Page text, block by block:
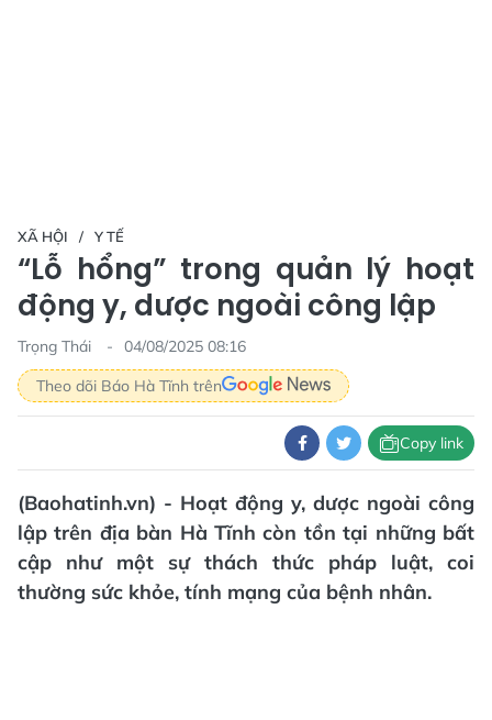
XÃ HỘI Y TẾ
“Lỗ hổng” trong quản lý hoạt
động y, dược ngoài công lập
Trọng Thái
04/08/2025 08:16
Theo dõi Báo Hà Tĩnh trên
Copy link
(Baohatinh.vn) - Hoạt động y, dược ngoài công
lập trên địa bàn Hà Tĩnh còn tồn tại những bất
cập như một sự thách thức pháp luật, coi
thường sức khỏe, tính mạng của bệnh nhân.